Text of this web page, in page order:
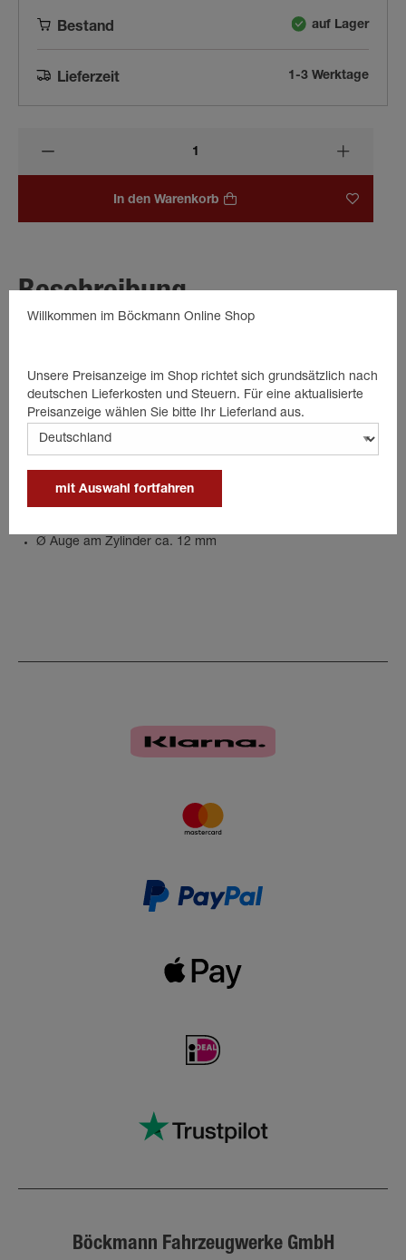
Bestand auf Lager
Lieferzeit 1-3 Werktage
In den Warenkorb
Beschreibung
Der Auflaufdämpfer für die Auflaufeinrichtung.
für Original AL-KO Auflaufeinrichgung AE251S
die Länge ist im ausgefahrenen Zustand 505 mm
Details
Ø Auge am Zylinder ca. 12 mm
Willkommen im Böckmann Online Shop
Unsere Preisanzeige im Shop richtet sich grundsätzlich nach
deutschen Lieferkosten und Steuern. Für eine aktualisierte
Preisanzeige wählen Sie bitte Ihr Lieferland aus.
mit Auswahl fortfahren
Böckmann Fahrzeugwerke GmbH